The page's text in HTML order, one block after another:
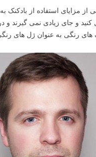
از مزایای استفاده از بادکنک
و جای زیادی نمی گیرند و
های رنگی به عنوان ژل های